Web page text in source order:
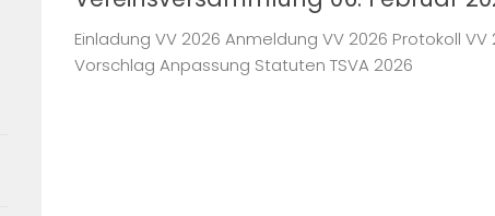
Einladung VV 2026 Anmeldung VV 2026 Protokoll VV
Vorschlag Anpassung Statuten TSVA 2026